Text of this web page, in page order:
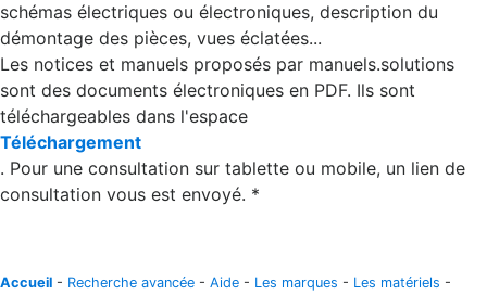
schémas électriques ou électroniques, description du
démontage des pièces, vues éclatées...
Les notices et manuels proposés par manuels.solutions
sont des documents électroniques en PDF. Ils sont
téléchargeables dans l'espace
Téléchargement
. Pour une consultation sur tablette ou mobile, un lien de
consultation vous est envoyé. *
Accueil - Recherche avancée - Aide - Les marques - Les matériels -